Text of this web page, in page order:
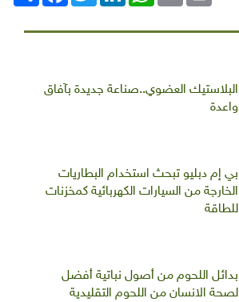
البلاستيك العضوي..صناعة جديدة بآفاق
واعدة
بي إم دبليو تبحث استخدام البطاريات
الخارجة من السيارات الكهربائية كمخزنات
للطاقة
بدائل اللحوم من أصول نباتية أفضل
لصحة الانسان من اللحوم التقليدية